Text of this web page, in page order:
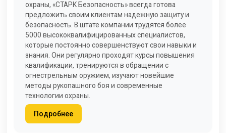
охраны, «СТАРК Безопасность» всегда готова
предложить своим клиентам надежную защиту и
безопасность. В штате компании трудятся более
5000 высококвалифицированных специалистов,
которые постоянно совершенствуют свои навыки и
знания. Они регулярно проходят курсы повышения
квалификации, тренируются в обращении с
огнестрельным оружием, изучают новейшие
методы рукопашного боя и современные
технологии охраны.
Подробнее